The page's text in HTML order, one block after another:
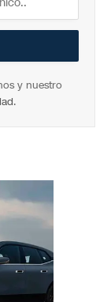
y nuestro
.